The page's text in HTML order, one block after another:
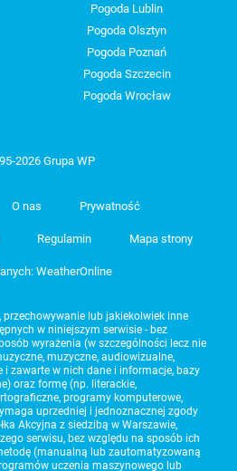
Pogoda Lublin
Pogoda Olsztyn
Pogoda Poznań
Pogoda Szczecin
Pogoda Wrocław
2026 Grupa WP
O nas Prywatność
Regulamin Mapa strony
WeatherOnline
przechowywanie lub jakiekolwiek inne
w niniejszym serwisie - bez
wyrażenia (w szczególności lecz nie
muzyczne, audiowizualne,
i zawarte w nich dane i informacje, bazy
oraz formę (np. literackie,
programy komputerowe,
uprzedniej i jednoznacznej zgody
Akcyjna z siedzibą w Warszawie,
serwisu, bez względu na sposób ich
(manualną lub zautomatyzowaną
uczenia maszynowego lub